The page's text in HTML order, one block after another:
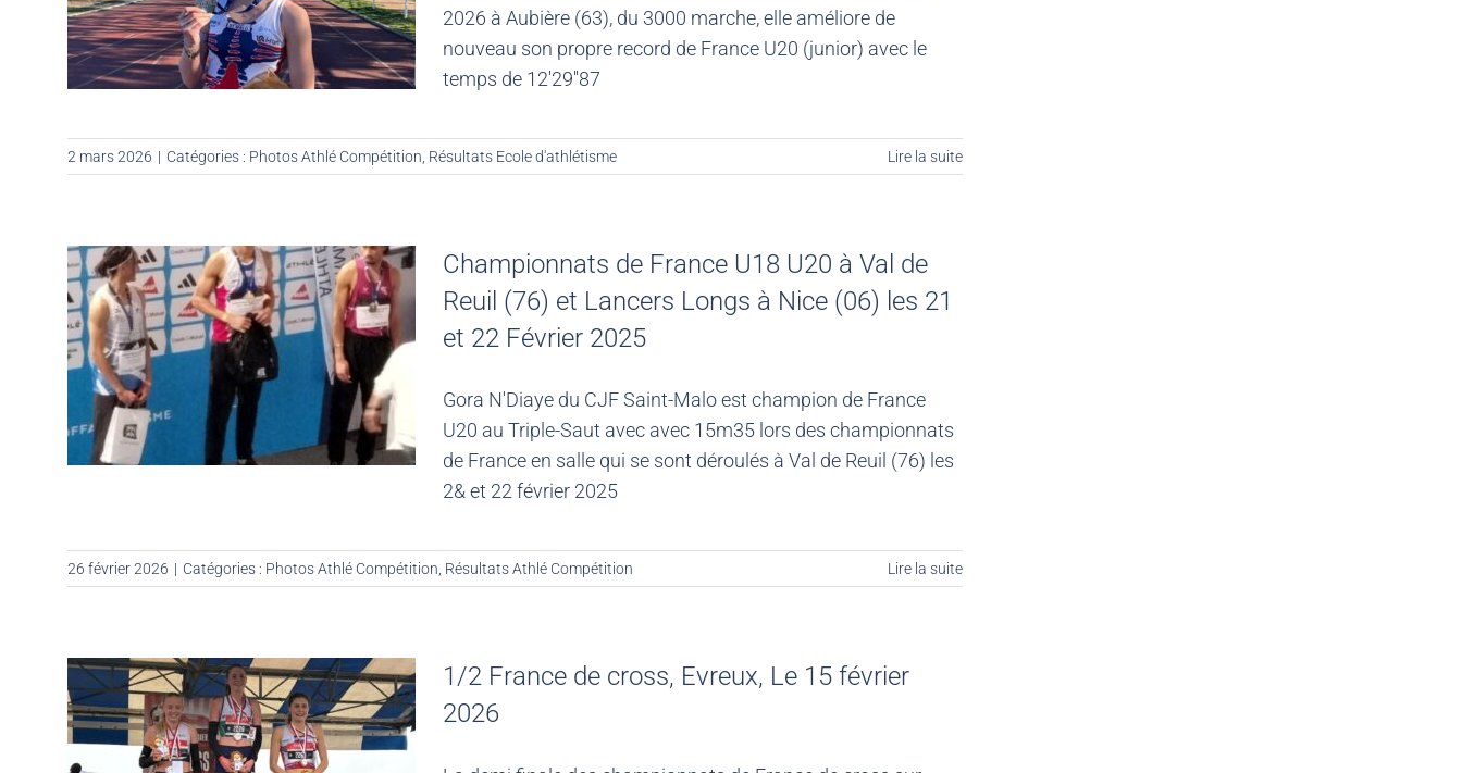
2026 à Aubière (63), du 3000 marche, elle améliore de
nouveau son propre record de France U20 (junior) avec le
temps de 12'29''87
2 mars 2026 | Catégories : Photos Athlé Compétition Résultats Ecole d'athlétisme Lire la suite
Championnats de France U18 U20 à Val de
Reuil (76) et Lancers Longs à Nice (06) les 21
et 22 Février 2025
Gora N'Diaye du CJF Saint-Malo est champion de France
U20 au Triple-Saut avec avec 15m35 lors des championnats
de France en salle qui se sont déroulés à Val de Reuil (76) les
2& et 22 février 2025
26 février 2026 | Catégories : Photos Athlé Compétition Résultats Athlé Compétition Lire la suite
1/2 France de cross, Evreux, Le 15 février
2026